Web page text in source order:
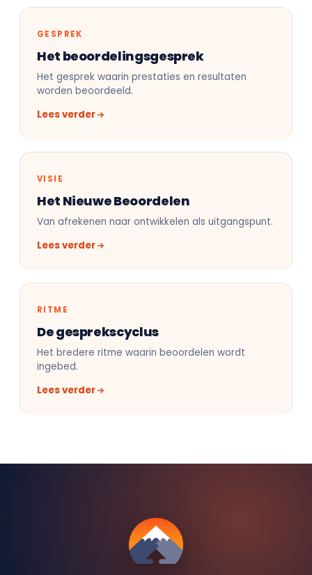
GESPREK
Het beoordelingsgesprek
Het gesprek waarin prestaties en resultaten
worden beoordeeld.
Lees verder
VISIE
Het Nieuwe Beoordelen
Van afrekenen naar ontwikkelen als uitgangspunt.
Lees verder
RITME
De gesprekscyclus
Het bredere ritme waarin beoordelen wordt
ingebed.
Lees verder